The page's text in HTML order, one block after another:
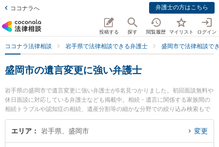
ココナラへ 弁護士の方はこちら
投稿する 探す 閲覧履歴 マイリスト ログイン
ココナラ法律相談 岩手県で法律相談できる弁護士 盛岡市で法律相談で
盛岡市の遺言変更に強い弁護士
岩手県の盛岡市で遺言変更に強い弁護士が6名見つかりました。初回面談無料や
休日面談に対応している弁護士なども掲載中。相続・遺言に関係する家族間の
相続トラブルや認知症の相続、遺産分割等の細かな分野での絞り込み検索もで
き便利です。特に弁護士法人稲葉セントラル法律事務所 盛岡オフィスの田中 宏
宜弁護士やベリーベスト法律事務所 盛岡オフィスの小野寺 宏行弁護士、鈴木法
エリア 岩手県、盛岡市 変更